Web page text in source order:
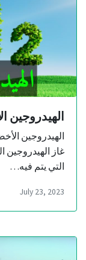
الهيدروجين
الهيدروجين
غاز الهيدروجين
التي يتم فيه…
July 23, 2023